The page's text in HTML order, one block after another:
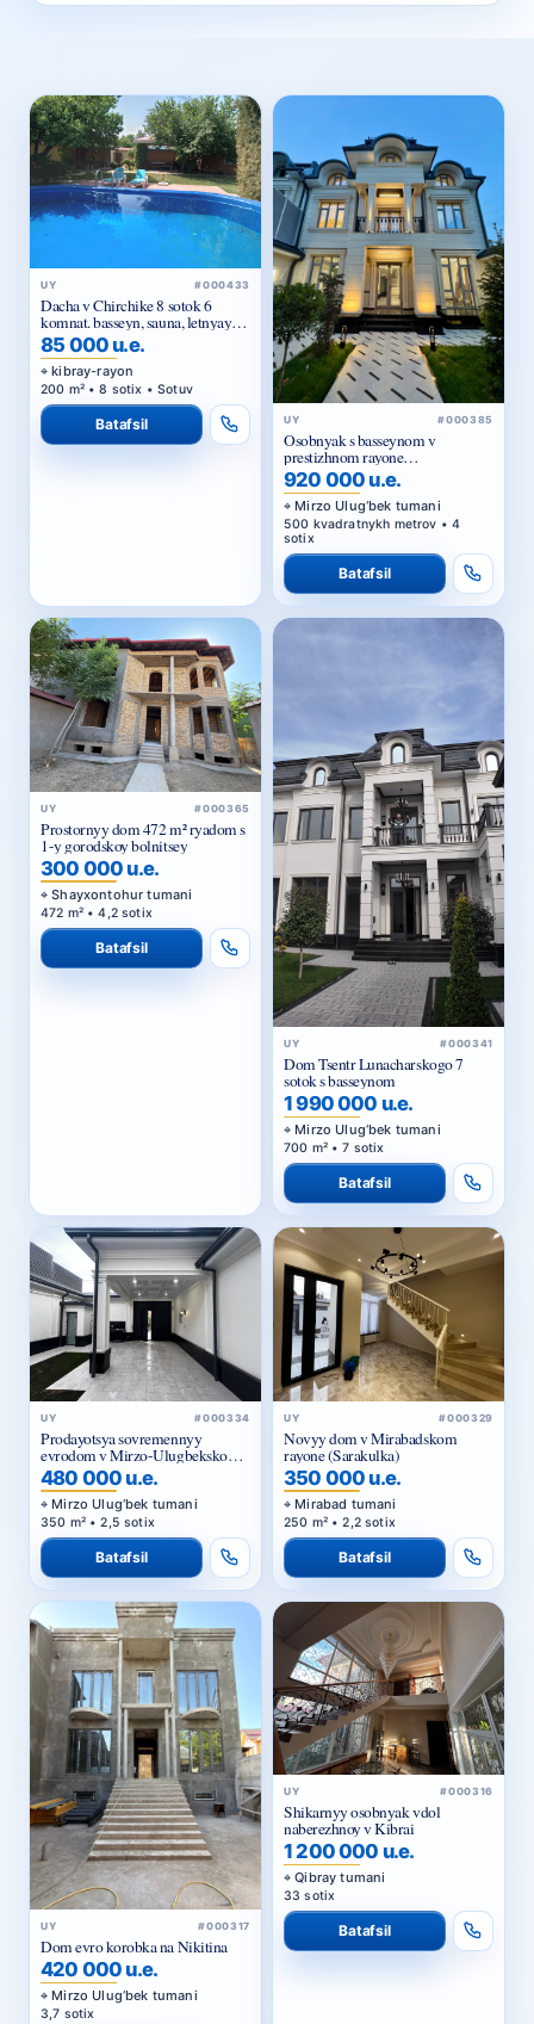
UY #000433
Dacha v Chirchike 8 sotok 6
komnat. basseyn, sauna, letnyaya
kukhnya
85 000 u.e.
kibray-rayon
200 m² • 8 sotix • Sotuv
Batafsil UY #000385
Osobnyak s basseynom v
prestizhnom rayone
Tsiolkovskogo — dlya
komfortnoy i statusnoy zhizni
920 000 u.e.
Mirzo Ulug‘bek tumani
500 kvadratnykh metrov • 4
sotix
Batafsil
UY #000365
Prostornyy dom 472 m² ryadom s
1-y gorodskoy bolnitsey
300 000 u.e.
Shayxontohur tumani
472 m² • 4,2 sotix
Batafsil
UY #000341
Dom Tsentr Lunacharskogo 7
sotok s basseynom
1 990 000 u.e.
Mirzo Ulug‘bek tumani
700 m² • 7 sotix
Batafsil
UY #000334
Prodayotsya sovremennyy
evrodom v Mirzo-Ulugbekskom
rayone
480 000 u.e.
Mirzo Ulug‘bek tumani
350 m² • 2,5 sotix
Batafsil
UY #000329
Novyy dom v Mirabadskom
rayone (Sarakulka)
350 000 u.e.
Mirabad tumani
250 m² • 2,2 sotix
Batafsil
UY #000317
Dom evro korobka na Nikitina
420 000 u.e.
Mirzo Ulug‘bek tumani
3,7 sotix
UY #000316
Shikarnyy osobnyak vdol
naberezhnoy v Kibrai
1 200 000 u.e.
Qibray tumani
33 sotix
Batafsil